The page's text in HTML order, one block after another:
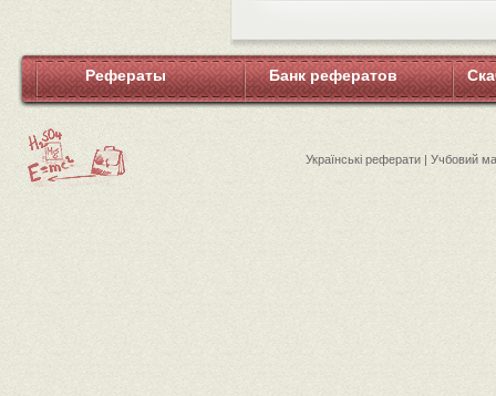
Рефераты Банк рефератов
Українські реферати | Учбовий